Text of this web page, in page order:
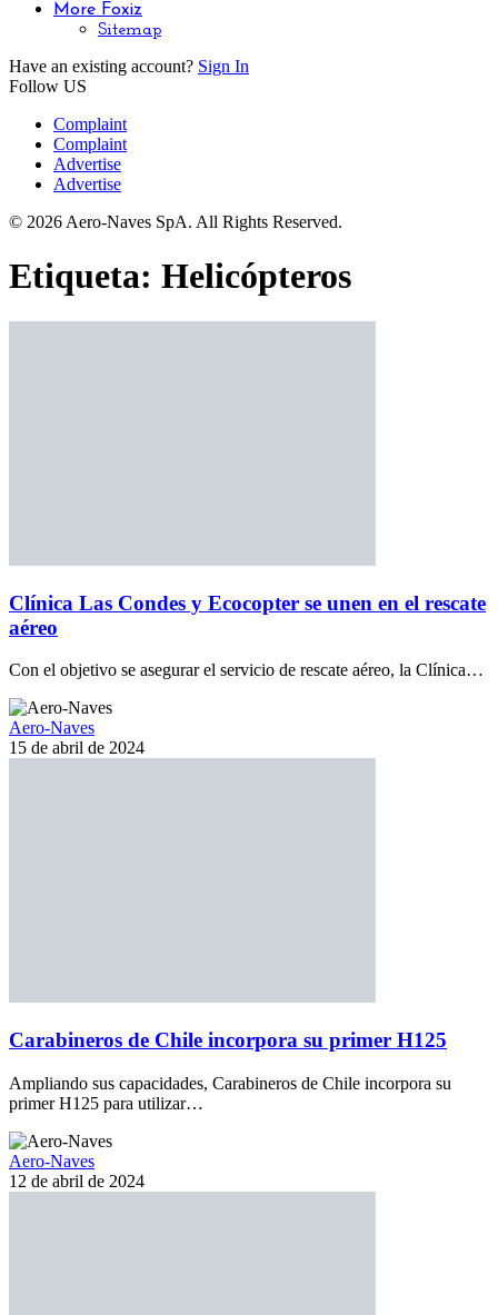
More Foxiz
Sitemap
Have an existing account? Sign In
Follow US
Complaint
Complaint
Advertise
Advertise
© 2026 Aero-Naves SpA. All Rights Reserved.
Etiqueta: Helicópteros
Clínica Las Condes y Ecocopter se unen en el rescate
aéreo
Con el objetivo se asegurar el servicio de rescate aéreo, la Clínica…
Aero-Naves
15 de abril de 2024
Carabineros de Chile incorpora su primer H125
Ampliando sus capacidades, Carabineros de Chile incorpora su
primer H125 para utilizar…
Aero-Naves
12 de abril de 2024